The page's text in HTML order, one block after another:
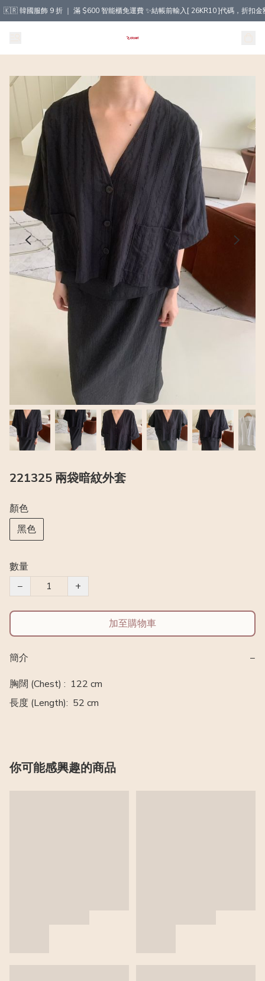
🇰🇷 韓國服飾 9 折 ｜ 滿 $600 智能櫃免運費 ✨結帳前輸入[ 26KR10 ]代碼，折扣金
221325 兩袋暗紋外套
顏色
黑色
數量
−
+
加至購物車
簡介
−
胸闊 (Chest) :  122 cm
長度 (Length):  52 cm
你可能感興趣的商品